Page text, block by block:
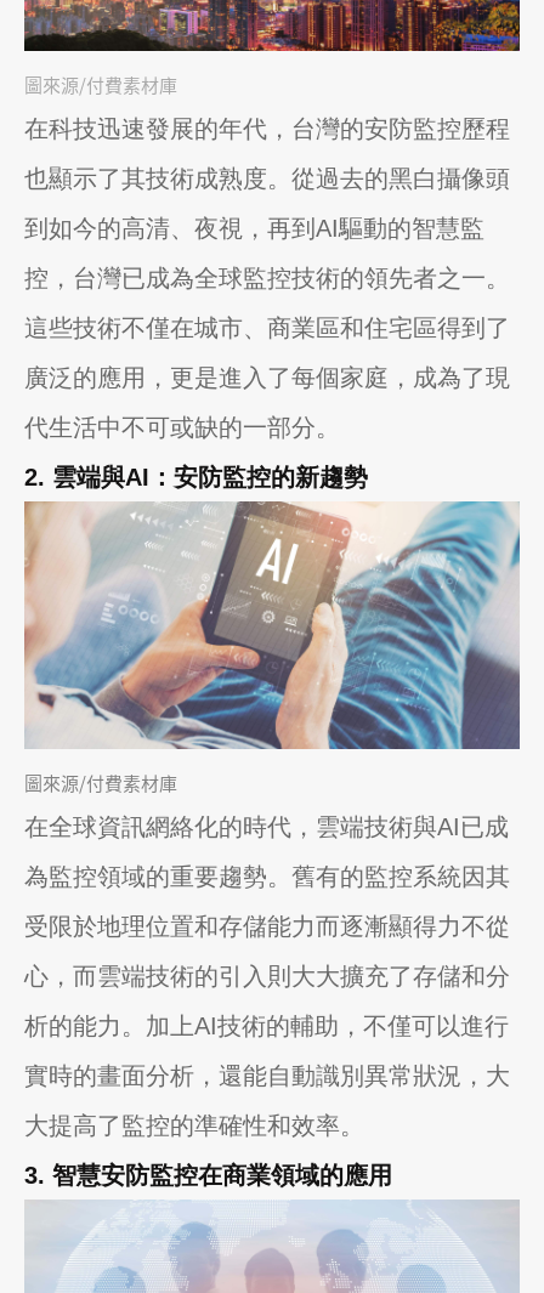
圖來源/付費素材庫
在科技迅速發展的年代，台灣的安防監控歷程
也顯示了其技術成熟度。從過去的黑白攝像頭
到如今的高清、夜視，再到AI驅動的智慧監
控，台灣已成為全球監控技術的領先者之一。
這些技術不僅在城市、商業區和住宅區得到了
廣泛的應用，更是進入了每個家庭，成為了現
代生活中不可或缺的一部分。
2. 雲端與AI：安防監控的新趨勢
圖來源/付費素材庫
在全球資訊網絡化的時代，雲端技術與AI已成
為監控領域的重要趨勢。舊有的監控系統因其
受限於地理位置和存儲能力而逐漸顯得力不從
心，而雲端技術的引入則大大擴充了存儲和分
析的能力。加上AI技術的輔助，不僅可以進行
實時的畫面分析，還能自動識別異常狀況，大
大提高了監控的準確性和效率。
3. 智慧安防監控在商業領域的應用